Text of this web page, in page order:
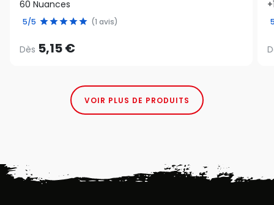
60 Nuances
5/5 (1 avis)
Dès 5,15 €
VOIR PLUS DE PRODUITS